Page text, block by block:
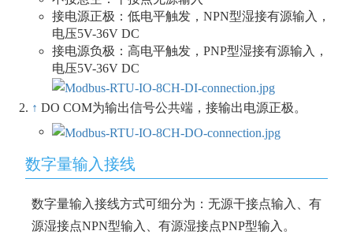
接电源正极：低电平触发，NPN型湿接有源输入，
电压5V-36V DC
接电源负极：高电平触发，PNP型湿接有源输入，
电压5V-36V DC
↑ DO COM为输出信号公共端，接输出电源正极。
数字量输入接线
数字量输入接线方式可细分为：无源干接点输入、有
源湿接点NPN型输入、有源湿接点PNP型输入。